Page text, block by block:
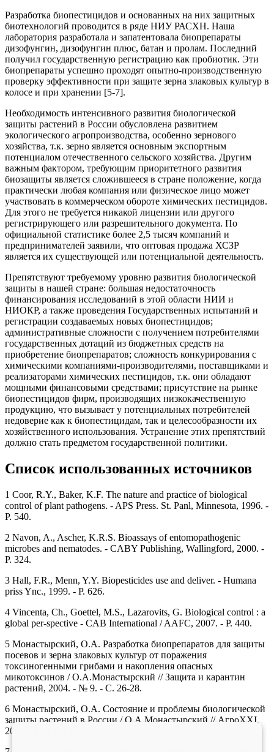
Разработка биопестицидов и основанных на них защитных
биотехнологий проводится в ряде НИУ РАСХН. Наша
лаборатория разработала и запатентовала биопрепараты
дизофунгин, дизофунгин плюс, батан и пролам. Последний
получил государственную регистрацию как пробиотик. Эти
биопрепараты успешно проходят опытно-производственную
проверку эффективности при защите зерна злаковых культур в
колосе и при хранении [5-7].
Необходимость интенсивного развития биологической
защиты растений в России обусловлена развитием
экологического агропроизводства, особенно зернового
хозяйства, т.к. зерно является основным экспортным
потенциалом отечественного сельского хозяйства. Другим
важным фактором, требующим приоритетного развития
биозащиты является сложившееся в стране положение, когда
практически любая компания или физическое лицо может
участвовать в коммерческом обороте химических пестицидов.
Для этого не требуется никакой лицензии или другого
регистрирующего или разрешительного документа. По
официальной статистике более 2,5 тысяч компаний и
предпринимателей заявили, что оптовая продажа ХСЗР
является их существующей или потенциальной деятельность.
Препятствуют требуемому уровню развития биологической
защиты в нашей стране: большая недостаточность
финансирования исследований в этой области НИИ и
НИОКР, а также проведения Государственных испытаний и
регистрации создаваемых новых биопестицидов;
административные сложности с получением потребителями
государственных дотаций из бюджетных средств на
приобретение биопрепаратов; сложность конкурирования с
химическими компаниями-производителями, поставщиками и
реализаторами химических пестицидов, т.к. они обладают
мощными финансовыми средствами; присутствие на рынке
биопестицидов фирм, производящих низкокачественную
продукцию, что вызывает у потенциальных потребителей
недоверие как к биопестицидам, так и целесообразности их
хозяйственного использования. Устранение этих препятствий
должно стать предметом государственной политики.
Список использованных источников
1 Coor, R.Y., Baker, K.F. The nature and practice of biological
control of plant pathogens. - APS Press. St. Panl, Minnesota, 1996. -
P. 540.
2 Navon, A., Ascher, K.R.S. Bioassays of entomopathogenic
microbes and nematodes. - CABY Publishing, Wallingford, 2000. -
P. 324.
3 Hall, F.R., Menn, Y.Y. Biopesticides use and deliver. - Humana
priss Ync., 1999. - P. 626.
4 Vincenta, Ch., Goettel, M.S., Lazarovits, G. Biological control : a
global per-spective - CAB International / AAFC, 2007. - P. 440.
5 Монастырский, О.А. Разработка биопрепаратов для защиты
посевов и зерна злаковых культур от поражения
токсиногенными грибами и накопления опасных
микотоксинов / О.А.Монастырский // Защита и карантин
растений, 2004. - № 9. - С. 26-28.
6 Монастырский, О.А. Состояние и проблемы биологической
защиты растений в России / О.А.Монастырский // АгроXXI,
2006. - № 7-9. - С. 3-7.